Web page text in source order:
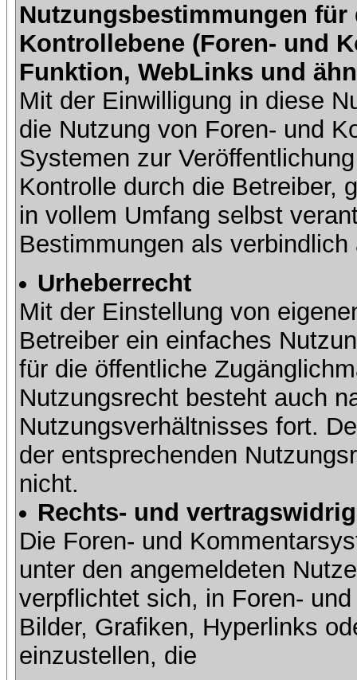
Nutzungsbestimmungen
Kontrollebene (Foren- und
Funktion, WebLinks und
Mit der Einwilligung in diese
die Nutzung von Foren- und
Systemen zur
Kontrolle durch die Betreiber,
in vollem Umfang selbst
Bestimmungen als verbindlich
Urheberrecht
Mit der Einstellung von
Betreiber ein einfaches
für die öffentliche
Nutzungsrecht besteht auch
Nutzungsverhältnisses fort.
der entsprechenden
nicht.
Rechts- und
Die Foren- und
unter den angemeldeten
verpflichtet sich, in Foren-
Bilder, Grafiken, Hyperlinks
einzustellen, die